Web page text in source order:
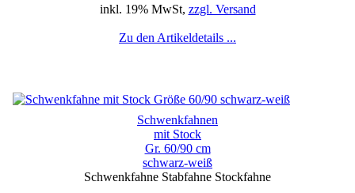
inkl. 19% MwSt, zzgl. Versand
Zu den Artikeldetails ...
Schwenkfahnen
mit Stock
Gr. 60/90 cm
schwarz-weiß
Schwenkfahne Stabfahne Stockfahne